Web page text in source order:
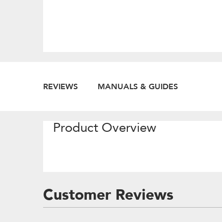
REVIEWS MANUALS & GUIDES
Product Overview
Customer Reviews